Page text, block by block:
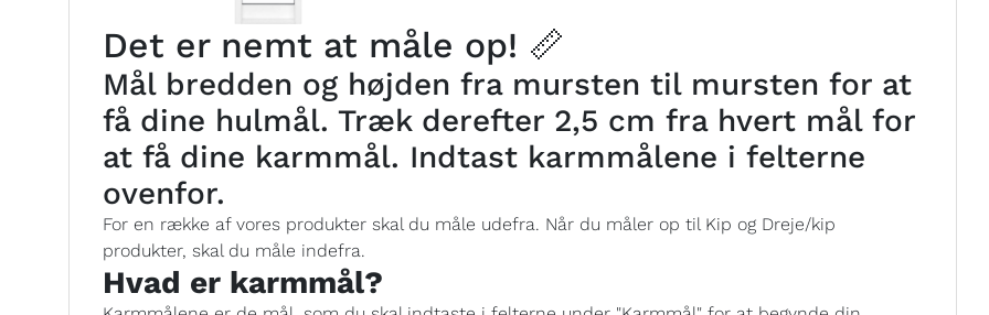
Det er nemt at måle op! 📏
Mål bredden og højden fra mursten til mursten for at
få dine hulmål. Træk derefter 2,5 cm fra hvert mål for
at få dine karmmål. Indtast karmmålene i felterne
ovenfor.
For en række af vores produkter skal du måle udefra. Når du måler op til Kip og Dreje/kip
produkter, skal du måle indefra.
Hvad er karmmål?